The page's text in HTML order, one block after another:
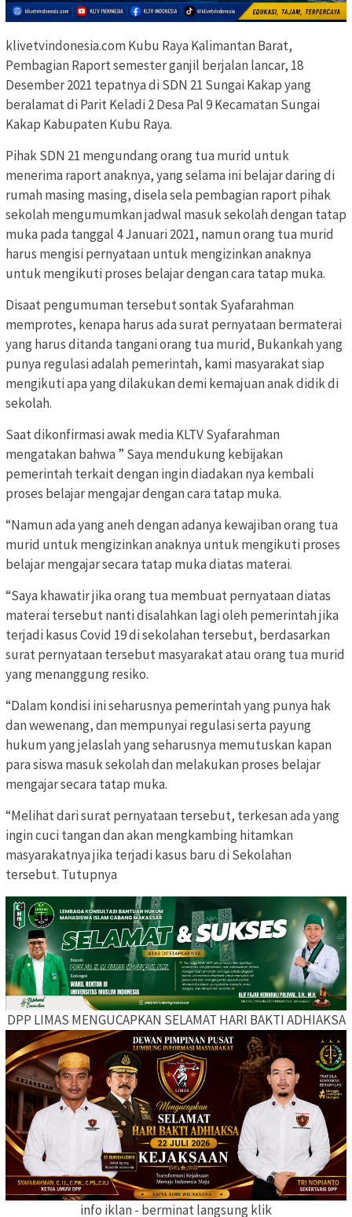
klivetvindonesia.com Kubu Raya Kalimantan Barat,
Pembagian Raport semester ganjil berjalan lancar, 18
Desember 2021 tepatnya di SDN 21 Sungai Kakap yang
beralamat di Parit Keladi 2 Desa Pal 9 Kecamatan Sungai
Kakap Kabupaten Kubu Raya.
Pihak SDN 21 mengundang orang tua murid untuk
menerima raport anaknya, yang selama ini belajar daring di
rumah masing masing, disela sela pembagian raport pihak
sekolah mengumumkan jadwal masuk sekolah dengan tatap
muka pada tanggal 4 Januari 2021, namun orang tua murid
harus mengisi pernyataan untuk mengizinkan anaknya
untuk mengikuti proses belajar dengan cara tatap muka.
Disaat pengumuman tersebut sontak Syafarahman
memprotes, kenapa harus ada surat pernyataan bermaterai
yang harus ditanda tangani orang tua murid, Bukankah yang
punya regulasi adalah pemerintah, kami masyarakat siap
mengikuti apa yang dilakukan demi kemajuan anak didik di
sekolah.
Saat dikonfirmasi awak media KLTV Syafarahman
mengatakan bahwa ” Saya mendukung kebijakan
pemerintah terkait dengan ingin diadakan nya kembali
proses belajar mengajar dengan cara tatap muka.
“Namun ada yang aneh dengan adanya kewajiban orang tua
murid untuk mengizinkan anaknya untuk mengikuti proses
belajar mengajar secara tatap muka diatas materai.
“Saya khawatir jika orang tua membuat pernyataan diatas
materai tersebut nanti disalahkan lagi oleh pemerintah jika
terjadi kasus Covid 19 di sekolahan tersebut, berdasarkan
surat pernyataan tersebut masyarakat atau orang tua murid
yang menanggung resiko.
“Dalam kondisi ini seharusnya pemerintah yang punya hak
dan wewenang, dan mempunyai regulasi serta payung
hukum yang jelaslah yang seharusnya memutuskan kapan
para siswa masuk sekolah dan melakukan proses belajar
mengajar secara tatap muka.
“Melihat dari surat pernyataan tersebut, terkesan ada yang
ingin cuci tangan dan akan mengkambing hitamkan
masyarakatnya jika terjadi kasus baru di Sekolahan
tersebut. Tutupnya
DPP LIMAS MENGUCAPKAN SELAMAT HARI BAKTI ADHIAKSA
info iklan - berminat langsung klik